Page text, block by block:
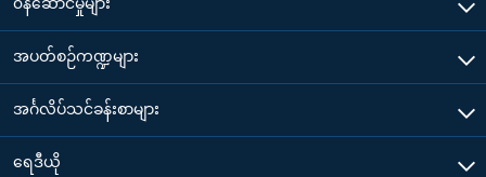
အပတ်စဉ်ကဏ္ဍများ
အင်္ဂလိပ်သင်ခန်းစာများ
ရေဒီယို